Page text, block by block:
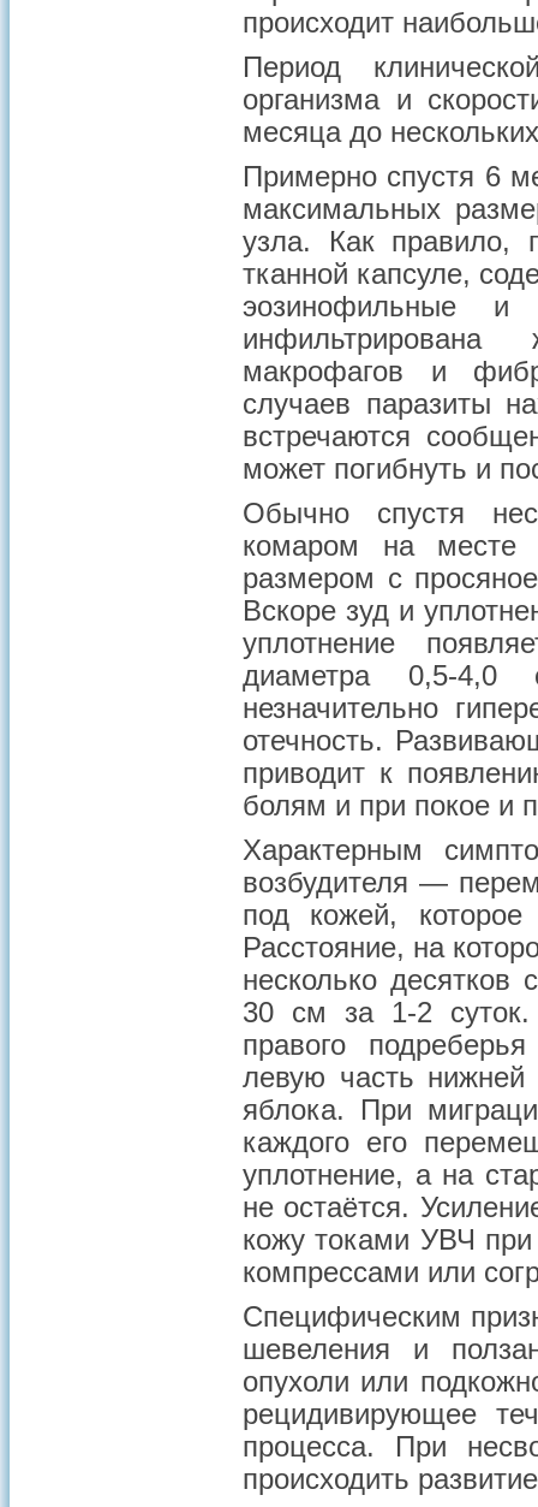
происходит
Период
организма и
месяца до
Примерно спустя 6
максимальных
узла. Как правило,
тканной капсуле,
эозинофильные и
макрофагов и
случаев паразиты
встречаются
может погибнуть и
Обычно спустя
комаром на месте
размером с
Вскоре зуд и
уплотнение
диаметра 0,5-
незначительно
отечность.
приводит к
болям и при покое и
Характерным
возбудителя —
под кожей,
Расстояние, на
несколько
30 см за 1-2
правого
левую часть нижней
яблока. При
каждого его
уплотнение, а на
не остаётся.
кожу токами УВЧ при
компрессами или
Специфическим
шевеления и
опухоли или
рецидивирующее
процесса. При
происходить